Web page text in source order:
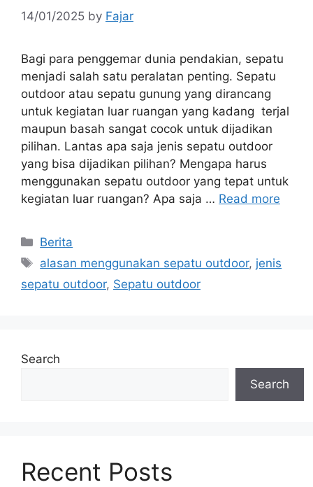
14/01/2025 by Fajar
Bagi para penggemar dunia pendakian, sepatu
menjadi salah satu peralatan penting. Sepatu
outdoor atau sepatu gunung yang dirancang
untuk kegiatan luar ruangan yang kadang terjal
maupun basah sangat cocok untuk dijadikan
pilihan. Lantas apa saja jenis sepatu outdoor
yang bisa dijadikan pilihan? Mengapa harus
menggunakan sepatu outdoor yang tepat untuk
kegiatan luar ruangan? Apa saja … Read more
Categories
Berita
Tags
alasan menggunakan sepatu outdoor, jenis
sepatu outdoor, Sepatu outdoor
Search
Search
Recent Posts